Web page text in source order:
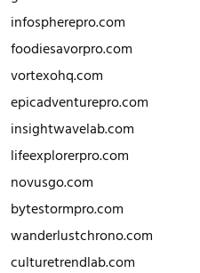
infospherepro.com
foodiesavorpro.com
vortexohq.com
epicadventurepro.com
insightwavelab.com
lifeexplorerpro.com
novusgo.com
bytestormpro.com
wanderlustchrono.com
culturetrendlab.com